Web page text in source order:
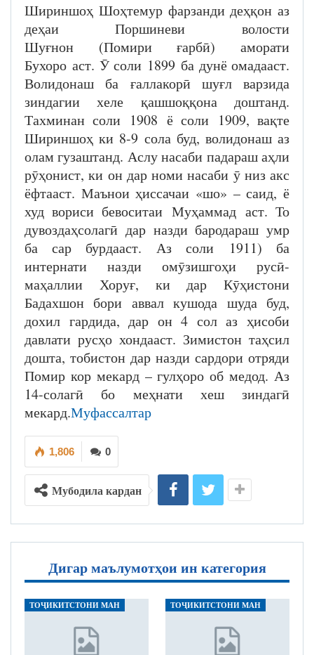
Шириншоҳ Шоҳтемур фарзанди деҳқон аз
деҳаи Поршиневи волости
Шуғнон (Помири ғарбӣ) аморати
Бухоро аст. Ӯ соли 1899 ба дунё омадааст.
Волидонаш ба ғаллакорӣ шуғл варзида
зиндагии хеле қашшоққона доштанд.
Тахминан соли 1908 ё соли 1909, вақте
Шириншоҳ ки 8-9 сола буд, волидонаш аз
олам гузаштанд. Аслу насаби падараш аҳли
рӯҳонист, ки он дар номи насаби ӯ низ акс
ёфтааст. Маънои ҳиссачаи «шо» – саид, ё
худ вориси бевоситаи Муҳаммад аст. То
дувоздаҳсолагӣ дар назди бародараш умр
ба сар бурдааст. Аз соли 1911) ба
интернати назди омӯзишгоҳи русӣ-
маҳаллии Хоруғ, ки дар Кӯҳистони
Бадахшон бори аввал кушода шуда буд,
дохил гардида, дар он 4 сол аз ҳисоби
давлати русҳо хондааст. Зимистон таҳсил
дошта, тобистон дар назди сардори отряди
Помир кор мекард – гулҳоро об медод. Аз
14-солагӣ бо меҳнати хеш зиндагӣ
мекард.Муфассалтар
0
1,806
Мубодила кардан
Дигар маълумотҳои ин категория
ТОҶИКИТСТОНИ МАН ТОҶИКИТСТОНИ МАН